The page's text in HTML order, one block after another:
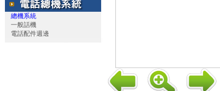
總機系統
一般話機
電話配件週邊